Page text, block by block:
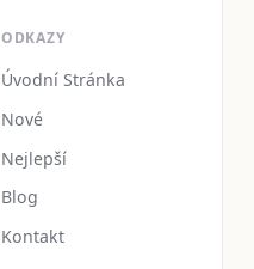
ODKAZY
Úvodní Stránka
Nové
Nejlepší
Blog
Kontakt